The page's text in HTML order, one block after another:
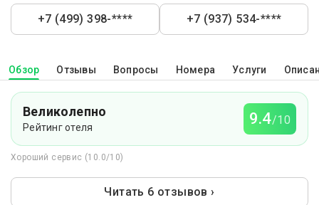
+7 (499) 398-**** +7 (937) 534-****
Обзор Отзывы Вопросы Номера Услуги
Великолепно
Рейтинг отеля 9.4/10
Хороший сервис (10.0/10)
Читать 6 отзывов ›